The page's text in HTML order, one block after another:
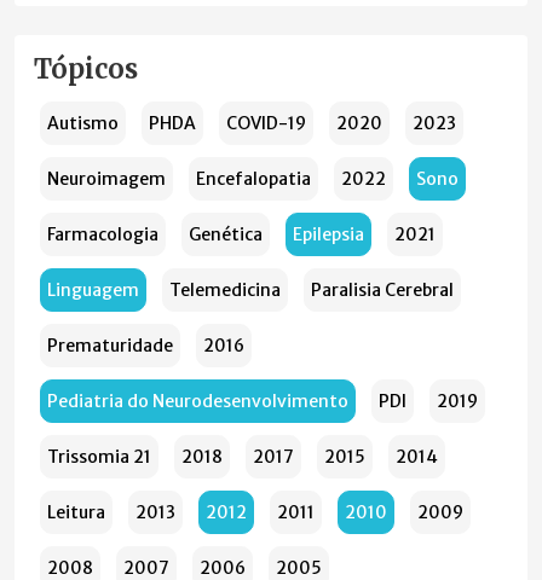
Tópicos
Autismo PHDA COVID-19 2020 2023
Neuroimagem Encefalopatia 2022 Sono
Farmacologia Genética Epilepsia 2021
Linguagem Telemedicina Paralisia Cerebral
Prematuridade 2016
Pediatria do Neurodesenvolvimento PDI 2019
Trissomia 21 2018 2017 2015 2014
Leitura 2013 2012 2011 2010 2009
2008 2007 2006 2005